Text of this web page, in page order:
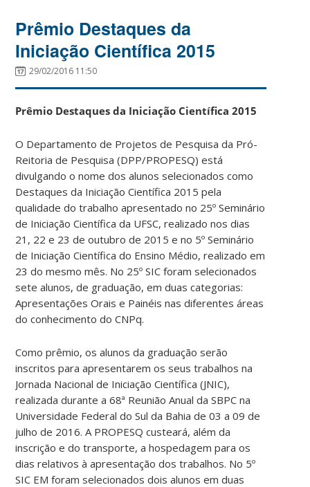
Prêmio Destaques da
Iniciação Científica 2015
29/02/2016 11:50
Prêmio Destaques da Iniciação Científica 2015
O Departamento de Projetos de Pesquisa da Pró-
Reitoria de Pesquisa (DPP/PROPESQ) está
divulgando o nome dos alunos selecionados como
Destaques da Iniciação Científica 2015 pela
qualidade do trabalho apresentado no 25º Seminário
de Iniciação Científica da UFSC, realizado nos dias
21, 22 e 23 de outubro de 2015 e no 5º Seminário
de Iniciação Científica do Ensino Médio, realizado em
23 do mesmo mês. No 25º SIC foram selecionados
sete alunos, de graduação, em duas categorias:
Apresentações Orais e Painéis nas diferentes áreas
do conhecimento do CNPq.
Como prêmio, os alunos da graduação serão
inscritos para apresentarem os seus trabalhos na
Jornada Nacional de Iniciação Científica (JNIC),
realizada durante a 68ª Reunião Anual da SBPC na
Universidade Federal do Sul da Bahia de 03 a 09 de
julho de 2016. A PROPESQ custeará, além da
inscrição e do transporte, a hospedagem para os
dias relativos à apresentação dos trabalhos. No 5º
SIC EM foram selecionados dois alunos em duas